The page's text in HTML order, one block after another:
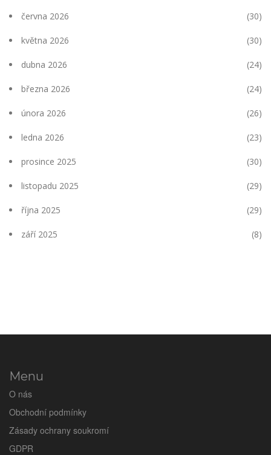
června 2026 (30)
května 2026 (30)
dubna 2026 (24)
března 2026 (24)
února 2026 (26)
ledna 2026 (23)
prosince 2025 (30)
listopadu 2025 (29)
října 2025 (29)
září 2025 (8)
Menu
O nás
Obchodní podmínky
Zásady ochrany soukromí
GDPR